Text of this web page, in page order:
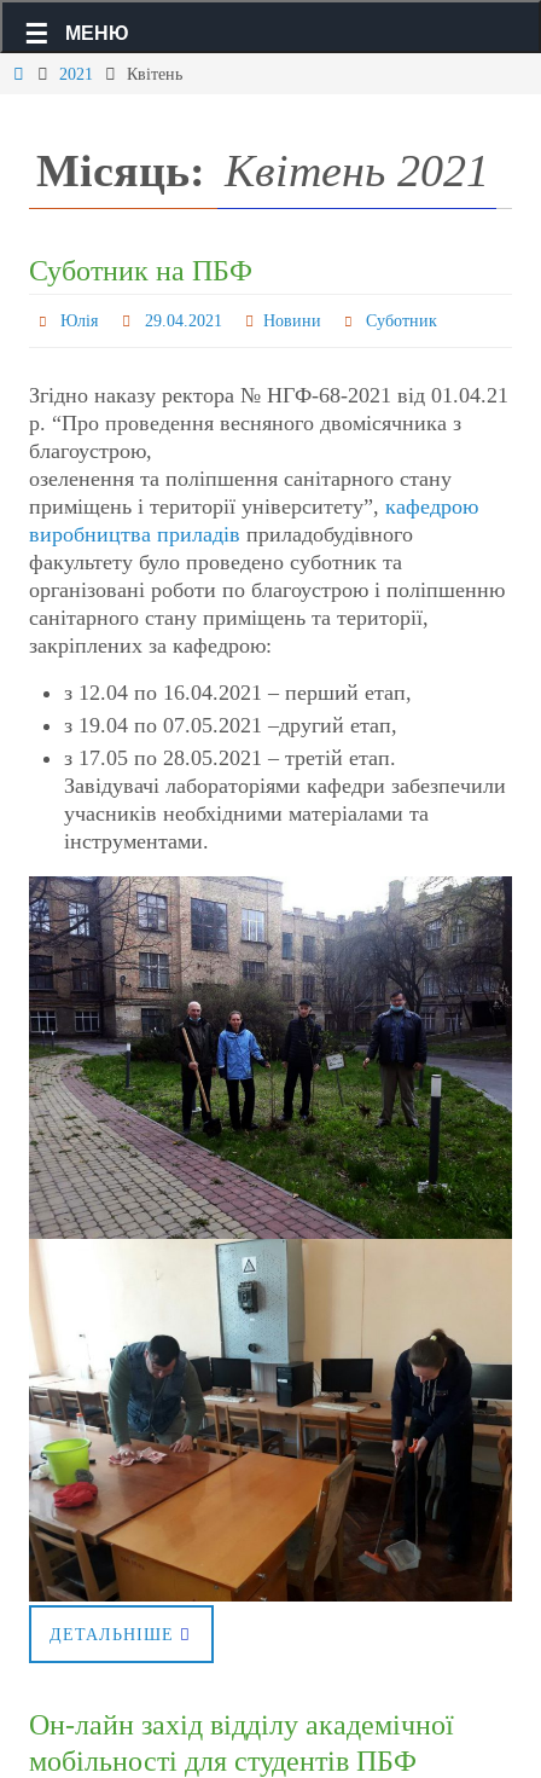
МЕНЮ
2021 Квітень
Місяць: Квітень 2021
Суботник на ПБФ
Юлія 29.04.2021 Новини Суботник
Згідно наказу ректора № НГФ-68-2021 від 01.04.21
р. “Про проведення весняного двомісячника з
благоустрою,
озеленення та поліпшення санітарного стану
приміщень і території університету”, кафедрою
виробництва приладів приладобудівного
факультету було проведено суботник та
організовані роботи по благоустрою і поліпшенню
санітарного стану приміщень та території,
закріплених за кафедрою:
з 12.04 по 16.04.2021 – перший етап,
з 19.04 по 07.05.2021 –другий етап,
з 17.05 по 28.05.2021 – третій етап.
Завідувачі лабораторіями кафедри забезпечили
учасників необхідними матеріалами та
інструментами.
ДЕТАЛЬНІШЕ
Он-лайн захід відділу академічної
мобільності для студентів ПБФ